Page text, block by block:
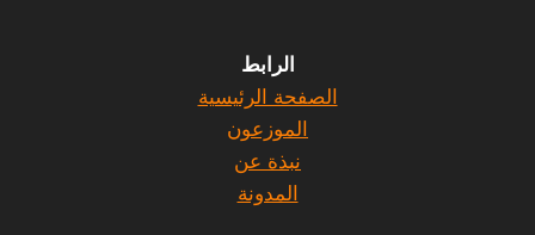
الرابط
الصفحة الرئيسية
الموزعون
نبذة عن
المدونة